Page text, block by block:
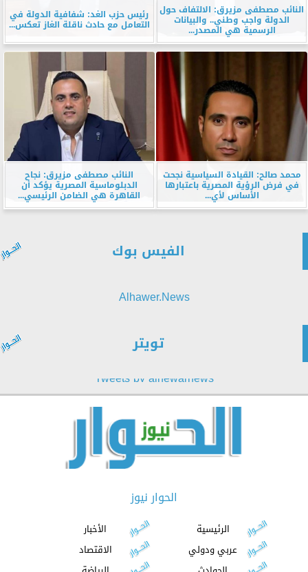
النائب مصطفى مزيرق: الالتفاف حول
الدولة واجب وطني.. والبيانات
الرسمية هي المصدر...
رئيس حزب الغد: شفافية الدولة في
التعامل مع حادث ناقلة الغاز تعكس...
محمد صالح: القيادة السياسية نجحت
في فرض الرؤية المصرية باعتبارها
الأساس لأي...
النائب مصطفى مزيرق: نجاح
الدبلوماسية المصرية يؤكد أن
القاهرة هي الضامن الرئيسي...
الفيس بوك
Alhawer.News
تويتر
Tweets by alhewarnews
الحوار نيوز
الرئيسية
الأخبار
عربي ودولي
الاقتصاد